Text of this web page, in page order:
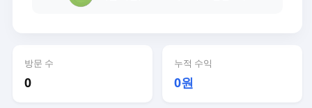
방문 수
0
누적 수익
0원